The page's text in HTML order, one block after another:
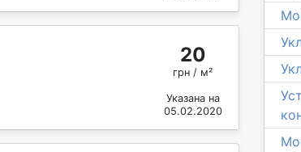
20
грн / м²
Указана на
05.02.2020